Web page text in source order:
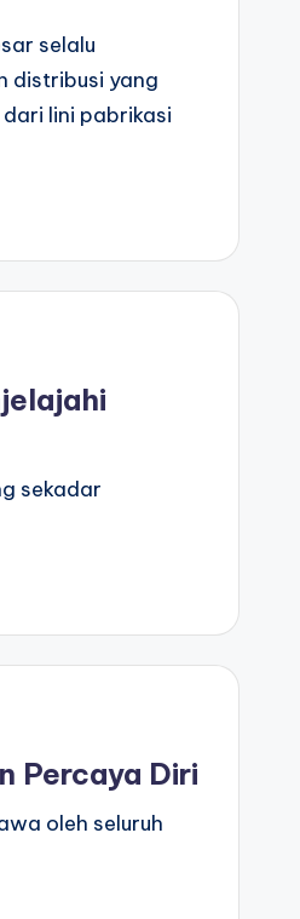
selalu
distribusi yang
lini pabrikasi
sekadar
Percaya Diri
oleh seluruh